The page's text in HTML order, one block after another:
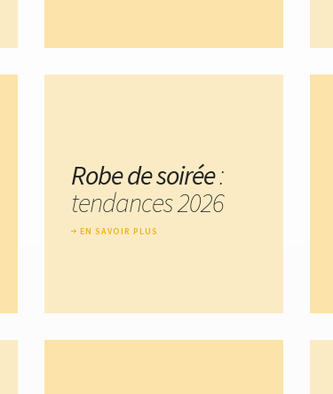
Robe de soirée:
tendances 2026
EN SAVOIR PLUS